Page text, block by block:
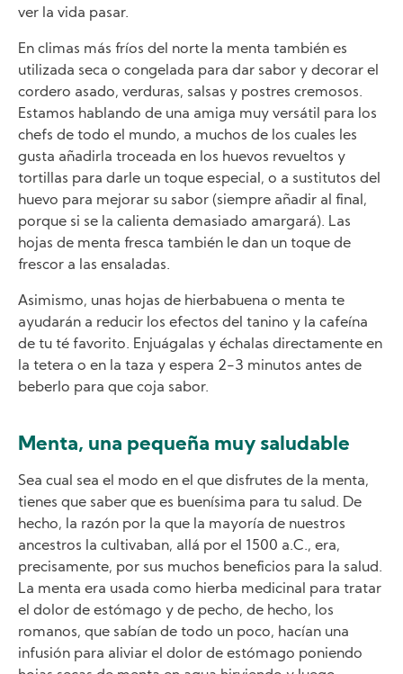
ver la vida pasar.
En climas más fríos del norte la menta también es
utilizada seca o congelada para dar sabor y decorar el
cordero asado, verduras, salsas y postres cremosos.
Estamos hablando de una amiga muy versátil para los
chefs de todo el mundo, a muchos de los cuales les
gusta añadirla troceada en los huevos revueltos y
tortillas para darle un toque especial, o a sustitutos del
huevo para mejorar su sabor (siempre añadir al final,
porque si se la calienta demasiado amargará). Las
hojas de menta fresca también le dan un toque de
frescor a las ensaladas.
Asimismo, unas hojas de hierbabuena o menta te
ayudarán a reducir los efectos del tanino y la cafeína
de tu té favorito. Enjuágalas y échalas directamente en
la tetera o en la taza y espera 2-3 minutos antes de
beberlo para que coja sabor.
Menta, una pequeña muy saludable
Sea cual sea el modo en el que disfrutes de la menta,
tienes que saber que es buenísima para tu salud. De
hecho, la razón por la que la mayoría de nuestros
ancestros la cultivaban, allá por el 1500 a.C., era,
precisamente, por sus muchos beneficios para la salud.
La menta era usada como hierba medicinal para tratar
el dolor de estómago y de pecho, de hecho, los
romanos, que sabían de todo un poco, hacían una
infusión para aliviar el dolor de estómago poniendo